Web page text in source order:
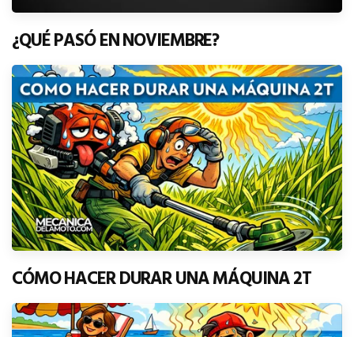
¿QUÉ PASÓ EN NOVIEMBRE?
CÓMO HACER DURAR UNA MÁQUINA 2T